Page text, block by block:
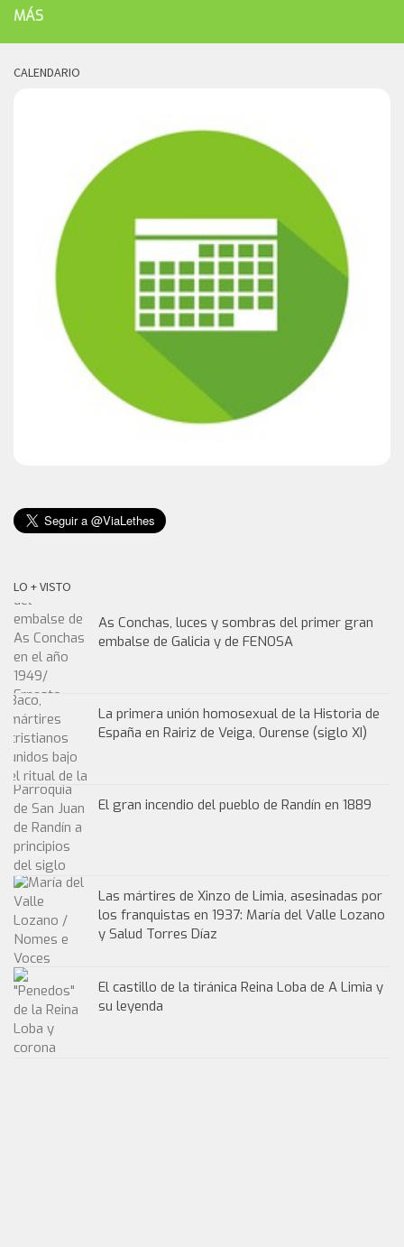
MÁS
CALENDARIO
LO + VISTO
As Conchas, luces y sombras del primer gran
embalse de Galicia y de FENOSA
La primera unión homosexual de la Historia de
España en Rairiz de Veiga, Ourense (siglo XI)
El gran incendio del pueblo de Randín en 1889
Las mártires de Xinzo de Limia, asesinadas por
los franquistas en 1937: María del Valle Lozano
y Salud Torres Díaz
El castillo de la tiránica Reina Loba de A Limia y
su leyenda